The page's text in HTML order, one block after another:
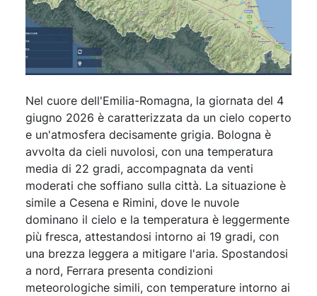
Nel cuore dell'Emilia-Romagna, la giornata del 4
giugno 2026 è caratterizzata da un cielo coperto
e un'atmosfera decisamente grigia. Bologna è
avvolta da cieli nuvolosi, con una temperatura
media di 22 gradi, accompagnata da venti
moderati che soffiano sulla città. La situazione è
simile a Cesena e Rimini, dove le nuvole
dominano il cielo e la temperatura è leggermente
più fresca, attestandosi intorno ai 19 gradi, con
una brezza leggera a mitigare l'aria. Spostandosi
a nord, Ferrara presenta condizioni
meteorologiche simili, con temperature intorno ai